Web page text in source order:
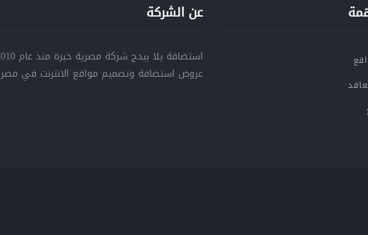
عن الشركة
عروض استضافة وتصميم مواقع الانترنت في مصر